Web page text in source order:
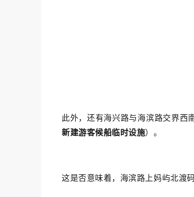
此外，还有海兴路与海滨路交界西
新建游客候船临时设施）。
这是否意味着，海滨路上妈屿北渡